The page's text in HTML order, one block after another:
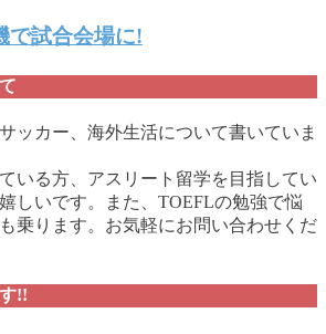
で試合会場に!
ッカー、海外生活について書いていま
いる方、アスリート留学を目指してい
しいです。また、TOEFLの勉強で悩
乗ります。お気軽にお問い合わせくだ
!!